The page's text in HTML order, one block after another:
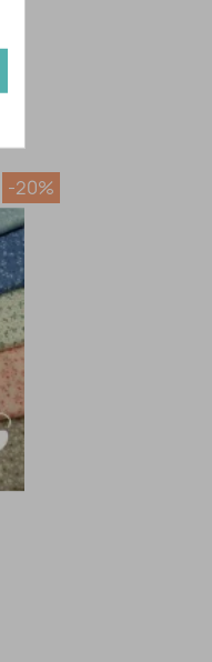
-20%